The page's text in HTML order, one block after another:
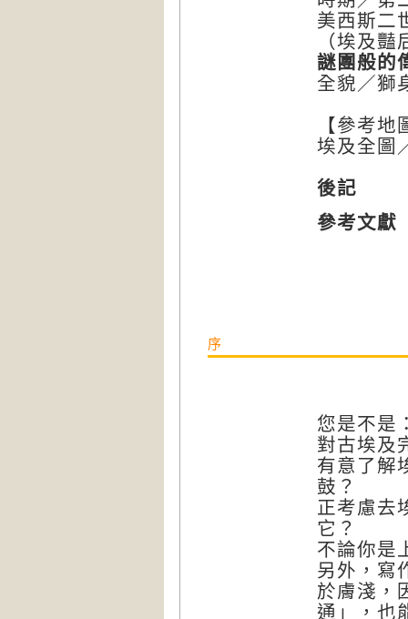
美西斯二
（埃及
謎團般的
全貌／獅
【參考地
埃及全圖
後記
參考文獻
序
您是不是
對古埃及
有意了解
鼓？
正考慮去
它？
不論你是
另外，寫
於膚淺，
通」，也